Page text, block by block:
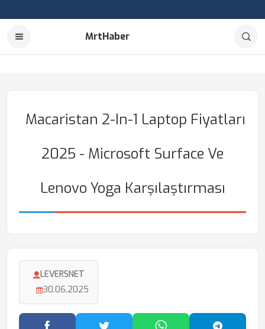
MrtHaber
Macaristan 2-In-1 Laptop Fiyatları
2025 - Microsoft Surface Ve
Lenovo Yoga Karşılaştırması
LEVERSNET
30.06.2025